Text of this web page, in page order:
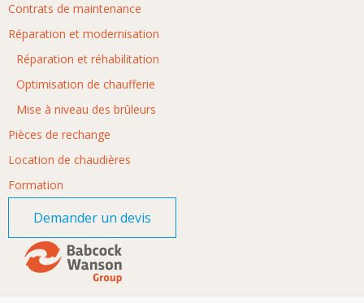
Contrats de maintenance
Réparation et modernisation
Réparation et réhabilitation
Optimisation de chaufferie
Mise à niveau des brûleurs
Pièces de rechange
Location de chaudières
Formation
Demander un devis